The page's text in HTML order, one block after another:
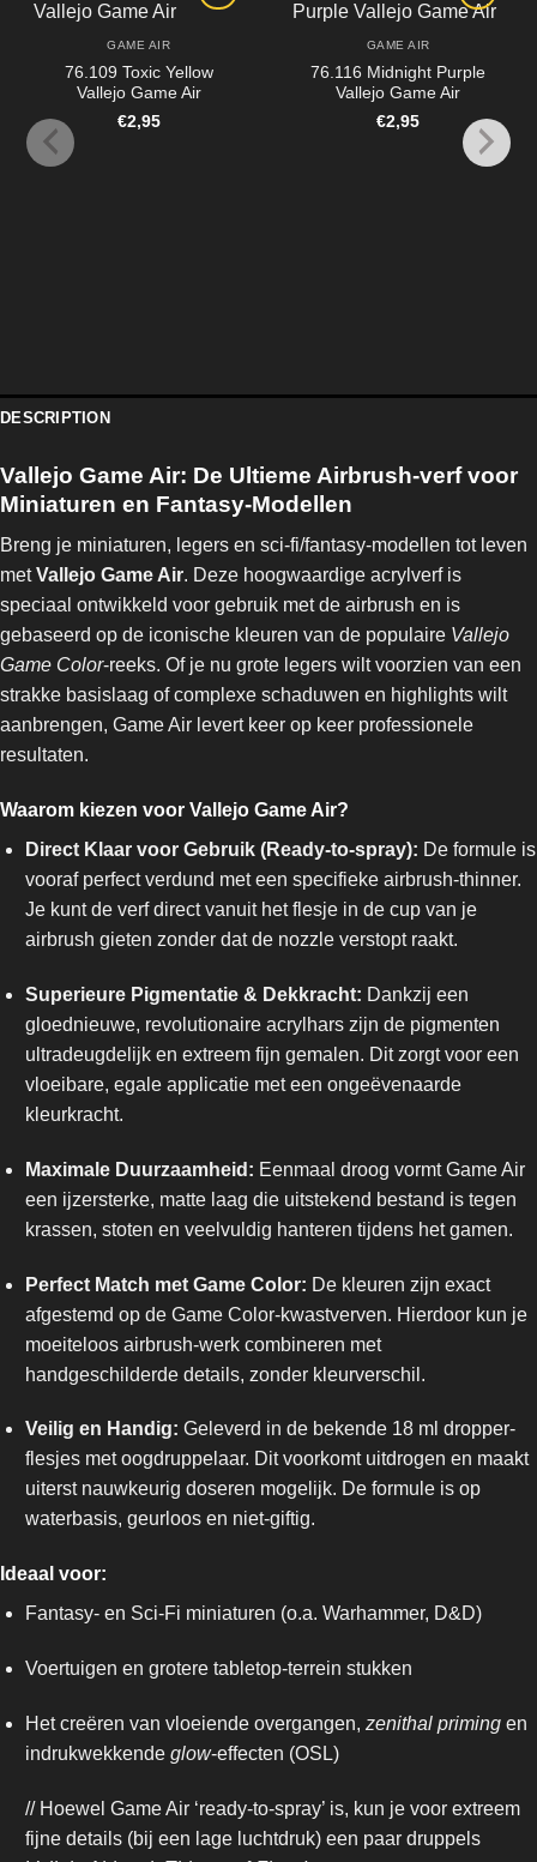
GAME AIR
76.109 Toxic Yellow
Vallejo Game Air
€2,95
GAME AIR
76.116 Midnight Purple
Vallejo Game Air
€2,95
DESCRIPTION
Vallejo Game Air: De Ultieme Airbrush-verf voor
Miniaturen en Fantasy-Modellen
Breng je miniaturen, legers en sci-fi/fantasy-modellen tot leven
metVallejo Game Air. Deze hoogwaardige acrylverf is
speciaal ontwikkeld voor gebruik met de airbrush en is
gebaseerd op de iconische kleuren van de populaire Vallejo
Game Color-reeks. Of je nu grote legers wilt voorzien van een
strakke basislaag of complexe schaduwen en highlights wilt
aanbrengen, Game Air levert keer op keer professionele
resultaten.
Waarom kiezen voor Vallejo Game Air?
Direct Klaar voor Gebruik (Ready-to-spray): De formule is
vooraf perfect verdund met een specifieke airbrush-thinner.
Je kunt de verf direct vanuit het flesje in de cup van je
airbrush gieten zonder dat de nozzle verstopt raakt.
Superieure Pigmentatie & Dekkracht: Dankzij een
gloednieuwe, revolutionaire acrylhars zijn de pigmenten
ultradeugdelijk en extreem fijn gemalen. Dit zorgt voor een
vloeibare, egale applicatie met een ongeëvenaarde
kleurkracht.
Maximale Duurzaamheid: Eenmaal droog vormt Game Air
een ijzersterke, matte laag die uitstekend bestand is tegen
krassen, stoten en veelvuldig hanteren tijdens het gamen.
Perfect Match met Game Color: De kleuren zijn exact
afgestemd op de Game Color-kwastverven. Hierdoor kun je
moeiteloos airbrush-werk combineren met
handgeschilderde details, zonder kleurverschil.
Veilig en Handig: Geleverd in de bekende 18 ml dropper-
flesjes met oogdruppelaar. Dit voorkomt uitdrogen en maakt
uiterst nauwkeurig doseren mogelijk. De formule is op
waterbasis, geurloos en niet-giftig.
Ideaal voor:
Fantasy- en Sci-Fi miniaturen (o.a. Warhammer, D&D)
Voertuigen en grotere tabletop-terrein stukken
Het creëren van vloeiende overgangen, zenithal primingen
indrukwekkende glow-effecten (OSL)
// Hoewel Game Air ‘ready-to-spray’ is, kun je voor extreem
fijne details (bij een lage luchtdruk) een paar druppels